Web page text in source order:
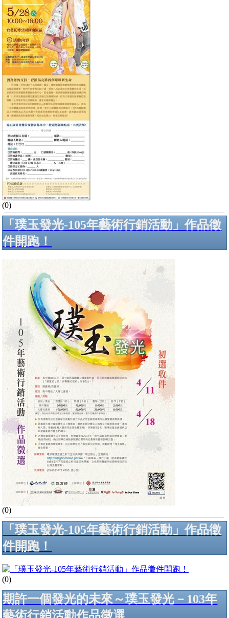
(0)
「璞玉發光-105年藝術行銷活動」作品徵
件開跑！
(0)
「璞玉發光-105年藝術行銷活動」作品徵
件開跑！
(0)
期許一個發光的未來～璞玉發光－103年